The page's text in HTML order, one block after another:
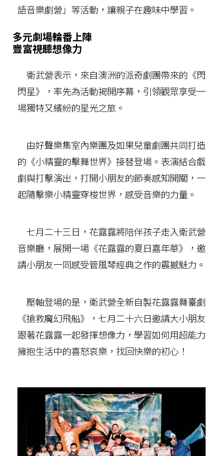
語音樂劇營」等活動，讓親子在趣味中學習。
多元劇場輪番上陣
豐富視聽想像力
衛武營表示，來自澳洲的派奇劇團帶來的《閃
閃星》，率先為活動揭開序幕，引領觀眾享受一
場獨特又繽紛的星光之旅。
由好聲樂集室內樂團及如果兒童劇團共同打造
的《小精靈的擊舞世界》接替登場。表演結合戲
劇與打擊演出，打開小朋友的節奏感知開關，一
起隨擊樂小精靈穿梭世界，感受音樂的力量。
七月二十三日，花露露將陪伴孩子走入衛武營
音樂廳，展開一場《花露露的夏日嘉年華》，邀
請小朋友一同感受管風琴經典之作的震撼魅力。
壓軸登場的是，衛武營全新自製花露露舞臺劇
《搶救魔幻飛船》，七月二十六日邀請大小朋友
跟著花露露一起發揮想像力，學習如何用超能力
擁抱生活中的喜怒哀樂，找回快樂的初心！